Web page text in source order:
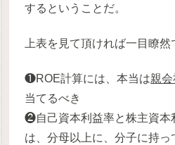
するということだ。
上表を見て頂ければ一目瞭然
❶ROE計算には、本当は親
当てるべき
❷自己資本利益率と株主資本
は、分母以上に、分子に持っ